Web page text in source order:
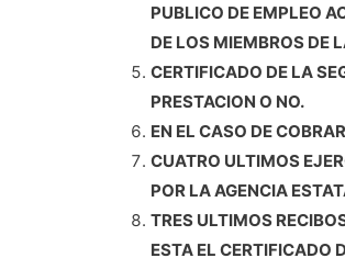
PUBLICO DE EMPLEO
DE LOS MIEMBROS DE
CERTIFICADO DE LA
PRESTACION O NO.
EN EL CASO DE
CUATRO ULTIMOS
POR LA AGENCIA
TRES ULTIMOS
ESTA EL CERTIFICADO